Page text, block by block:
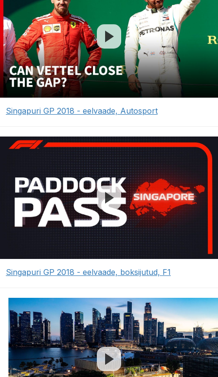
Singapuri GP 2018 - eelvaade, Autosport
Singapuri GP 2018 - eelvaade, boksijutud, F1